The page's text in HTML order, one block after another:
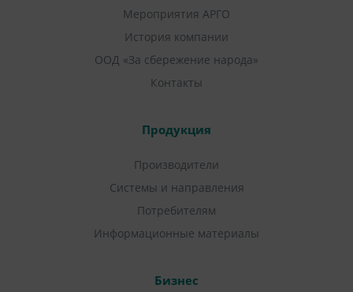
Мероприятия АРГО
История компании
ООД «За сбережение народа»
Контакты
Продукция
Производители
Системы и направления
Потребителям
Информационные материалы
Бизнес